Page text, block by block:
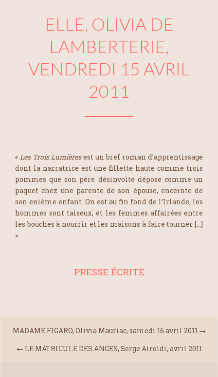
ELLE, OLIVIA DE
LAMBERTERIE,
VENDREDI 15 AVRIL
2011
« Les Trois Lumièresest un bref roman d’apprentissage
dont la narratrice est une fillette haute comme trois
pommes que son père désinvolte dépose comme un
paquet chez une parente de son épouse, enceinte de
son enième enfant. On est au fin fond de l’Irlande, les
hommes sont taiseux, et les femmes affairées entre
les bouches à nourrir et les maisons à faire tourner […]
»
PRESSE ÉCRITE
MADAME FIGARO, Olivia Mauriac, samedi 16 avril 2011 →
← LE MATRICULE DES ANGES, Serge Airoldi, avril 2011